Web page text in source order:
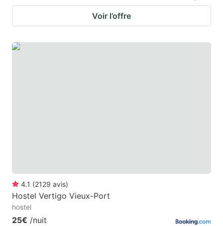
Voir l’offre
4.1 (2129 avis)
Hostel Vertigo Vieux-Port
hostel
25€ /nuit